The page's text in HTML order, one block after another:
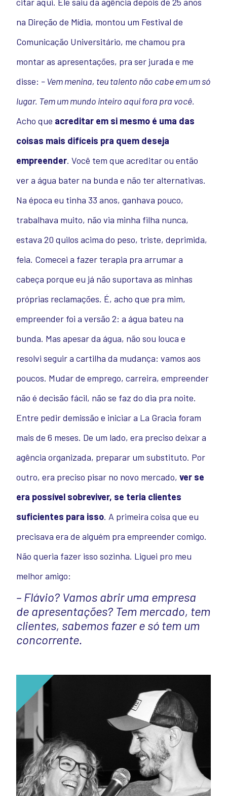
na Direção de Mídia, montou um Festival de
Comunicação Universitário, me chamou pra
montar as apresentações, pra ser jurada e me
disse: – Vem menina, teu talento não cabe em um só
lugar. Tem um mundo inteiro aqui fora pra você.
Acho que acreditar em si mesmo é uma das
coisas mais difíceis pra quem deseja
empreender. Você tem que acreditar ou então
ver a água bater na bunda e não ter alternativas.
Na época eu tinha 33 anos, ganhava pouco,
trabalhava muito, não via minha filha nunca,
estava 20 quilos acima do peso, triste, deprimida,
feia. Comecei a fazer terapia pra arrumar a
cabeça porque eu já não suportava as minhas
próprias reclamações. É, acho que pra mim,
empreender foi a versão 2: a água bateu na
bunda. Mas apesar da água, não sou louca e
resolvi seguir a cartilha da mudança: vamos aos
poucos. Mudar de emprego, carreira, empreender
não é decisão fácil, não se faz do dia pra noite.
Entre pedir demissão e iniciar a La Gracia foram
mais de 6 meses. De um lado, era preciso deixar a
agência organizada, preparar um substituto. Por
outro, era preciso pisar no novo mercado, ver se
era possível sobreviver, se teria clientes
suficientes para isso. A primeira coisa que eu
precisava era de alguém pra empreender comigo.
Não queria fazer isso sozinha. Liguei pro meu
melhor amigo:
– Flávio? Vamos abrir uma empresa
de apresentações? Tem mercado, tem
clientes, sabemos fazer e só tem um
concorrente.